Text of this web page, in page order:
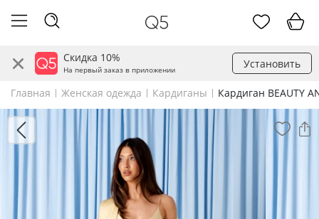
Скидка 10%
На первый заказ в приложении Установить
Главная Женская одежда Кардиганы Кардиган BEAUTY